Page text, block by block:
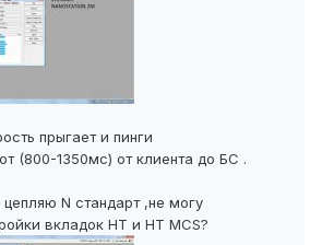
прыгает и пинги
(800-1350мс) от клиента до БС .
N стандарт ,не могу
вкладок HT и HT MCS?